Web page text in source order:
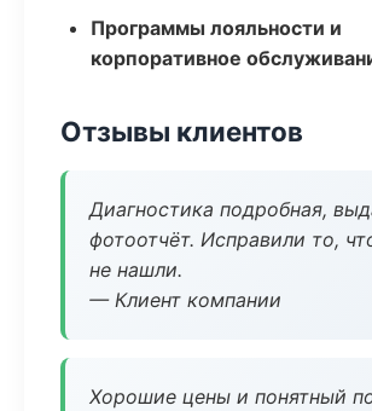
Программы лояльности и
корпоративное
Отзывы клиентов
Диагностика подробная,
фотоотчёт. Исправили то,
не нашли.
— Клиент компании
Хорошие цены и понятный